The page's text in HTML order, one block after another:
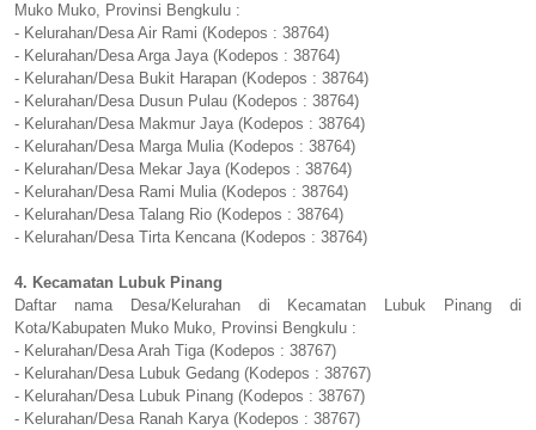
Muko Muko, Provinsi Bengkulu :
- Kelurahan/Desa Air Rami (Kodepos : 38764)
- Kelurahan/Desa Arga Jaya (Kodepos : 38764)
- Kelurahan/Desa Bukit Harapan (Kodepos : 38764)
- Kelurahan/Desa Dusun Pulau (Kodepos : 38764)
- Kelurahan/Desa Makmur Jaya (Kodepos : 38764)
- Kelurahan/Desa Marga Mulia (Kodepos : 38764)
- Kelurahan/Desa Mekar Jaya (Kodepos : 38764)
- Kelurahan/Desa Rami Mulia (Kodepos : 38764)
- Kelurahan/Desa Talang Rio (Kodepos : 38764)
- Kelurahan/Desa Tirta Kencana (Kodepos : 38764)
4. Kecamatan Lubuk Pinang
Daftar nama Desa/Kelurahan di Kecamatan Lubuk Pinang di
Kota/Kabupaten Muko Muko, Provinsi Bengkulu :
- Kelurahan/Desa Arah Tiga (Kodepos : 38767)
- Kelurahan/Desa Lubuk Gedang (Kodepos : 38767)
- Kelurahan/Desa Lubuk Pinang (Kodepos : 38767)
- Kelurahan/Desa Ranah Karya (Kodepos : 38767)